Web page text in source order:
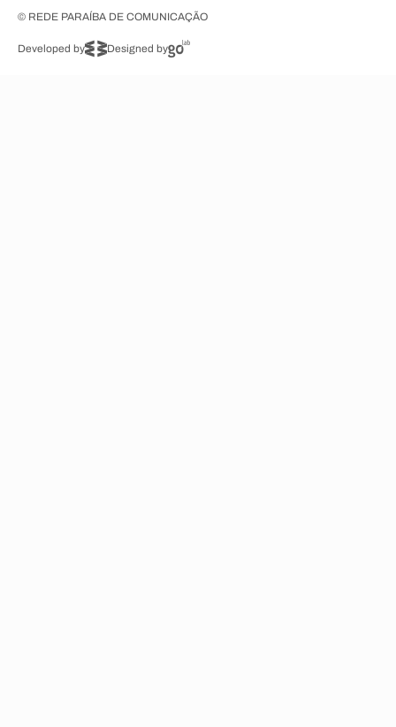
© REDE PARAÍBA DE COMUNICAÇÃO
Developed by Designed by